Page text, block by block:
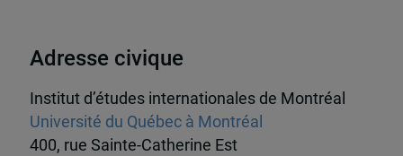
Adresse civique
Institut d’études internationales de Montréal
Université du Québec à Montréal
400, rue Sainte-Catherine Est